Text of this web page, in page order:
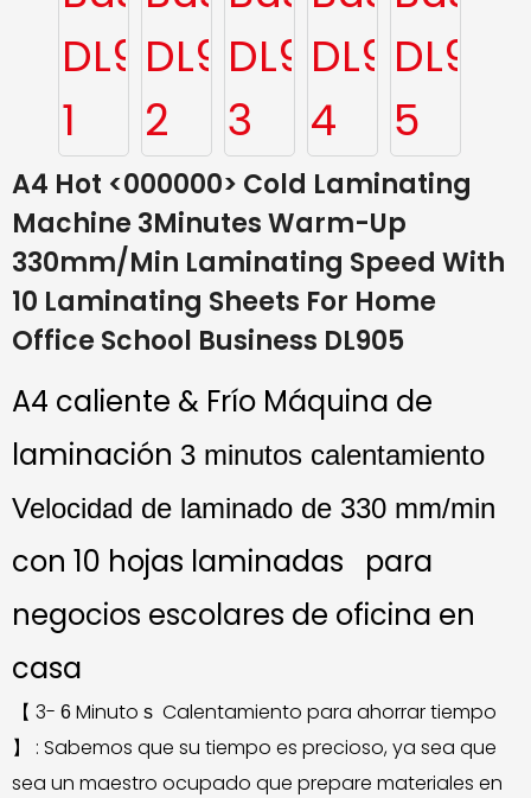
A4 Hot <000000> Cold Laminating
Machine 3Minutes Warm-Up
330mm/min Laminating Speed With
10 Laminating Sheets For Home
Office School Business DL905
A4 caliente & Frío Máquina de
laminación 3 minutos calentamiento
Velocidad de laminado de 330 mm/min
con 10 hojas laminadas
para
negocios escolares de oficina en
casa
【 3- 6 Minuto s Calentamiento para ahorrar tiempo
】 : Sabemos que su tiempo es precioso, ya sea que
sea un maestro ocupado que prepare materiales en